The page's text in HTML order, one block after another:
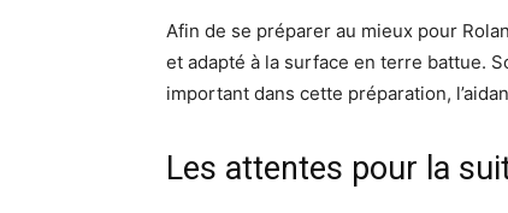
Afin de se préparer au mieux pour
et adapté à la surface en terre battue.
important dans cette préparation,
Les attentes pour la